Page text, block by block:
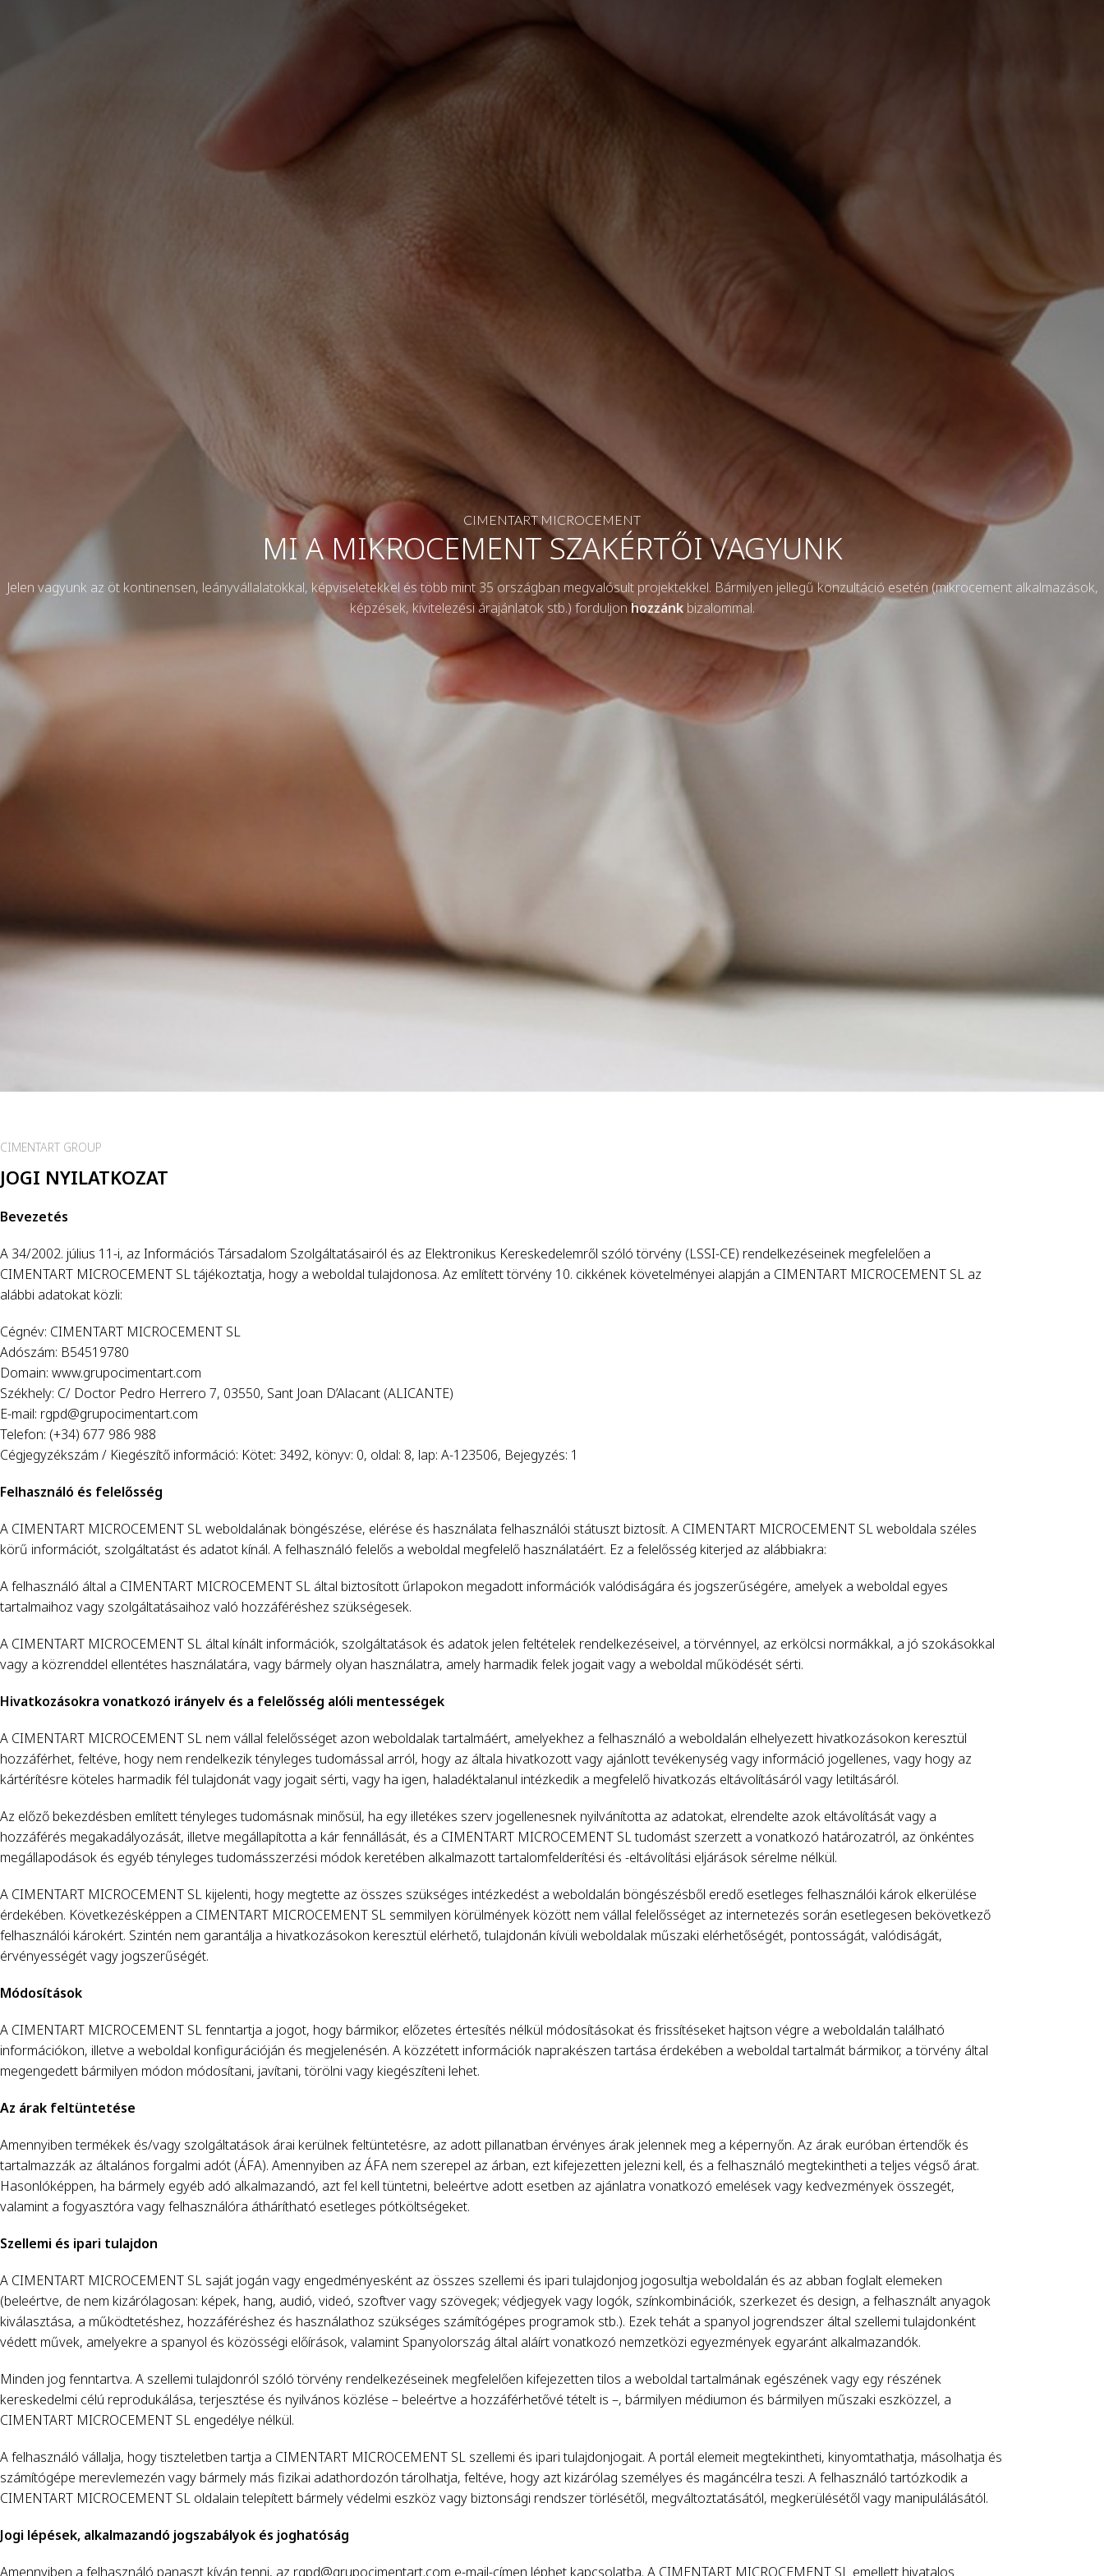
CIMENTART MICROCEMENT
MI A MIKROCEMENT SZAKÉRTŐI VAGYUNK
Jelen vagyunk az öt kontinensen, leányvállalatokkal, képviseletekkel és több mint 35 országban megvalósult projektekkel. Bármilyen jellegű konzultáció esetén (mikrocement alkalmazások,
képzések, kivitelezési árajánlatok stb.) forduljon hozzánkbizalommal.
CIMENTART GROUP
JOGI NYILATKOZAT
Bevezetés
A 34/2002. július 11-i, az Információs Társadalom Szolgáltatásairól és az Elektronikus Kereskedelemről szóló törvény (LSSI-CE) rendelkezéseinek megfelelően a
CIMENTART MICROCEMENT SL tájékoztatja, hogy a weboldal tulajdonosa. Az említett törvény 10. cikkének követelményei alapján a CIMENTART MICROCEMENT SL az
alábbi adatokat közli:
Cégnév: CIMENTART MICROCEMENT SL
Adószám: B54519780
Domain: www.grupocimentart.com
Székhely: C/ Doctor Pedro Herrero 7, 03550, Sant Joan D’Alacant (ALICANTE)
E-mail: rgpd@grupocimentart.com
Telefon: (+34) 677 986 988
Cégjegyzékszám / Kiegészítő információ: Kötet: 3492, könyv: 0, oldal: 8, lap: A-123506, Bejegyzés: 1
Felhasználó és felelősség
A CIMENTART MICROCEMENT SL weboldalának böngészése, elérése és használata felhasználói státuszt biztosít. A CIMENTART MICROCEMENT SL weboldala széles
körű információt, szolgáltatást és adatot kínál. A felhasználó felelős a weboldal megfelelő használatáért. Ez a felelősség kiterjed az alábbiakra:
A felhasználó által a CIMENTART MICROCEMENT SL által biztosított űrlapokon megadott információk valódiságára és jogszerűségére, amelyek a weboldal egyes
tartalmaihoz vagy szolgáltatásaihoz való hozzáféréshez szükségesek.
A CIMENTART MICROCEMENT SL által kínált információk, szolgáltatások és adatok jelen feltételek rendelkezéseivel, a törvénnyel, az erkölcsi normákkal, a jó szokásokkal
vagy a közrenddel ellentétes használatára, vagy bármely olyan használatra, amely harmadik felek jogait vagy a weboldal működését sérti.
Hivatkozásokra vonatkozó irányelv és a felelősség alóli mentességek
A CIMENTART MICROCEMENT SL nem vállal felelősséget azon weboldalak tartalmáért, amelyekhez a felhasználó a weboldalán elhelyezett hivatkozásokon keresztül
hozzáférhet, feltéve, hogy nem rendelkezik tényleges tudomással arról, hogy az általa hivatkozott vagy ajánlott tevékenység vagy információ jogellenes, vagy hogy az
kártérítésre köteles harmadik fél tulajdonát vagy jogait sérti, vagy ha igen, haladéktalanul intézkedik a megfelelő hivatkozás eltávolításáról vagy letiltásáról.
Az előző bekezdésben említett tényleges tudomásnak minősül, ha egy illetékes szerv jogellenesnek nyilvánította az adatokat, elrendelte azok eltávolítását vagy a
hozzáférés megakadályozását, illetve megállapította a kár fennállását, és a CIMENTART MICROCEMENT SL tudomást szerzett a vonatkozó határozatról, az önkéntes
megállapodások és egyéb tényleges tudomásszerzési módok keretében alkalmazott tartalomfelderítési és -eltávolítási eljárások sérelme nélkül.
A CIMENTART MICROCEMENT SL kijelenti, hogy megtette az összes szükséges intézkedést a weboldalán böngészésből eredő esetleges felhasználói károk elkerülése
érdekében. Következésképpen a CIMENTART MICROCEMENT SL semmilyen körülmények között nem vállal felelősséget az internetezés során esetlegesen bekövetkező
felhasználói károkért. Szintén nem garantálja a hivatkozásokon keresztül elérhető, tulajdonán kívüli weboldalak műszaki elérhetőségét, pontosságát, valódiságát,
érvényességét vagy jogszerűségét.
Módosítások
A CIMENTART MICROCEMENT SL fenntartja a jogot, hogy bármikor, előzetes értesítés nélkül módosításokat és frissítéseket hajtson végre a weboldalán található
információkon, illetve a weboldal konfigurációján és megjelenésén. A közzétett információk naprakészen tartása érdekében a weboldal tartalmát bármikor, a törvény által
megengedett bármilyen módon módosítani, javítani, törölni vagy kiegészíteni lehet.
Az árak feltüntetése
Amennyiben termékek és/vagy szolgáltatások árai kerülnek feltüntetésre, az adott pillanatban érvényes árak jelennek meg a képernyőn. Az árak euróban értendők és
tartalmazzák az általános forgalmi adót (ÁFA). Amennyiben az ÁFA nem szerepel az árban, ezt kifejezetten jelezni kell, és a felhasználó megtekintheti a teljes végső árat.
Hasonlóképpen, ha bármely egyéb adó alkalmazandó, azt fel kell tüntetni, beleértve adott esetben az ajánlatra vonatkozó emelések vagy kedvezmények összegét,
valamint a fogyasztóra vagy felhasználóra áthárítható esetleges pótköltségeket.
Szellemi és ipari tulajdon
A CIMENTART MICROCEMENT SL saját jogán vagy engedményesként az összes szellemi és ipari tulajdonjog jogosultja weboldalán és az abban foglalt elemeken
(beleértve, de nem kizárólagosan: képek, hang, audió, videó, szoftver vagy szövegek; védjegyek vagy logók, színkombinációk, szerkezet és design, a felhasznált anyagok
kiválasztása, a működtetéshez, hozzáféréshez és használathoz szükséges számítógépes programok stb.). Ezek tehát a spanyol jogrendszer által szellemi tulajdonként
védett művek, amelyekre a spanyol és közösségi előírások, valamint Spanyolország által aláírt vonatkozó nemzetközi egyezmények egyaránt alkalmazandók.
Minden jog fenntartva. A szellemi tulajdonról szóló törvény rendelkezéseinek megfelelően kifejezetten tilos a weboldal tartalmának egészének vagy egy részének
kereskedelmi célú reprodukálása, terjesztése és nyilvános közlése – beleértve a hozzáférhetővé tételt is –, bármilyen médiumon és bármilyen műszaki eszközzel, a
CIMENTART MICROCEMENT SL engedélye nélkül.
A felhasználó vállalja, hogy tiszteletben tartja a CIMENTART MICROCEMENT SL szellemi és ipari tulajdonjogait. A portál elemeit megtekintheti, kinyomtathatja, másolhatja és
számítógépe merevlemezén vagy bármely más fizikai adathordozón tárolhatja, feltéve, hogy azt kizárólag személyes és magáncélra teszi. A felhasználó tartózkodik a
CIMENTART MICROCEMENT SL oldalain telepített bármely védelmi eszköz vagy biztonsági rendszer törlésétől, megváltoztatásától, megkerülésétől vagy manipulálásától.
Jogi lépések, alkalmazandó jogszabályok és joghatóság
Amennyiben a felhasználó panaszt kíván tenni, az rgpd@grupocimentart.com e-mail-címen léphet kapcsolatba. A CIMENTART MICROCEMENT SL emellett hivatalos